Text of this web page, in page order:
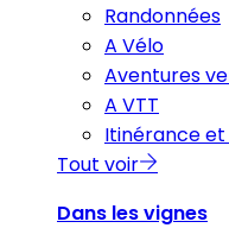
Randonnées
A Vélo
Aventures
A VTT
Itinérance
Tout voir
Dans les vignes